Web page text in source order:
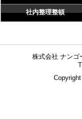
社内整理整頓
株式会社 ナン